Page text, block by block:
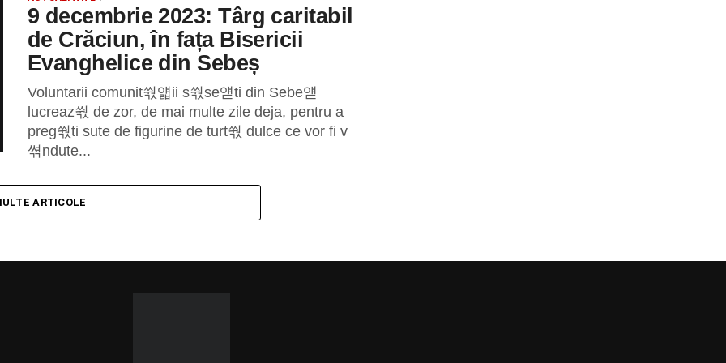
9 decembrie 2023: Târg caritabil
de Crăciun, în fața Bisericii
Evanghelice din Sebeș
Voluntarii comunit쒃얣ii s쒃se얟ti din Sebe얟
lucreaz쒃 de zor, de mai multe zile deja, pentru a
preg쒃ti sute de figurine de turt쒃 dulce ce vor fi v
쎢ndute...
ARTICOLE